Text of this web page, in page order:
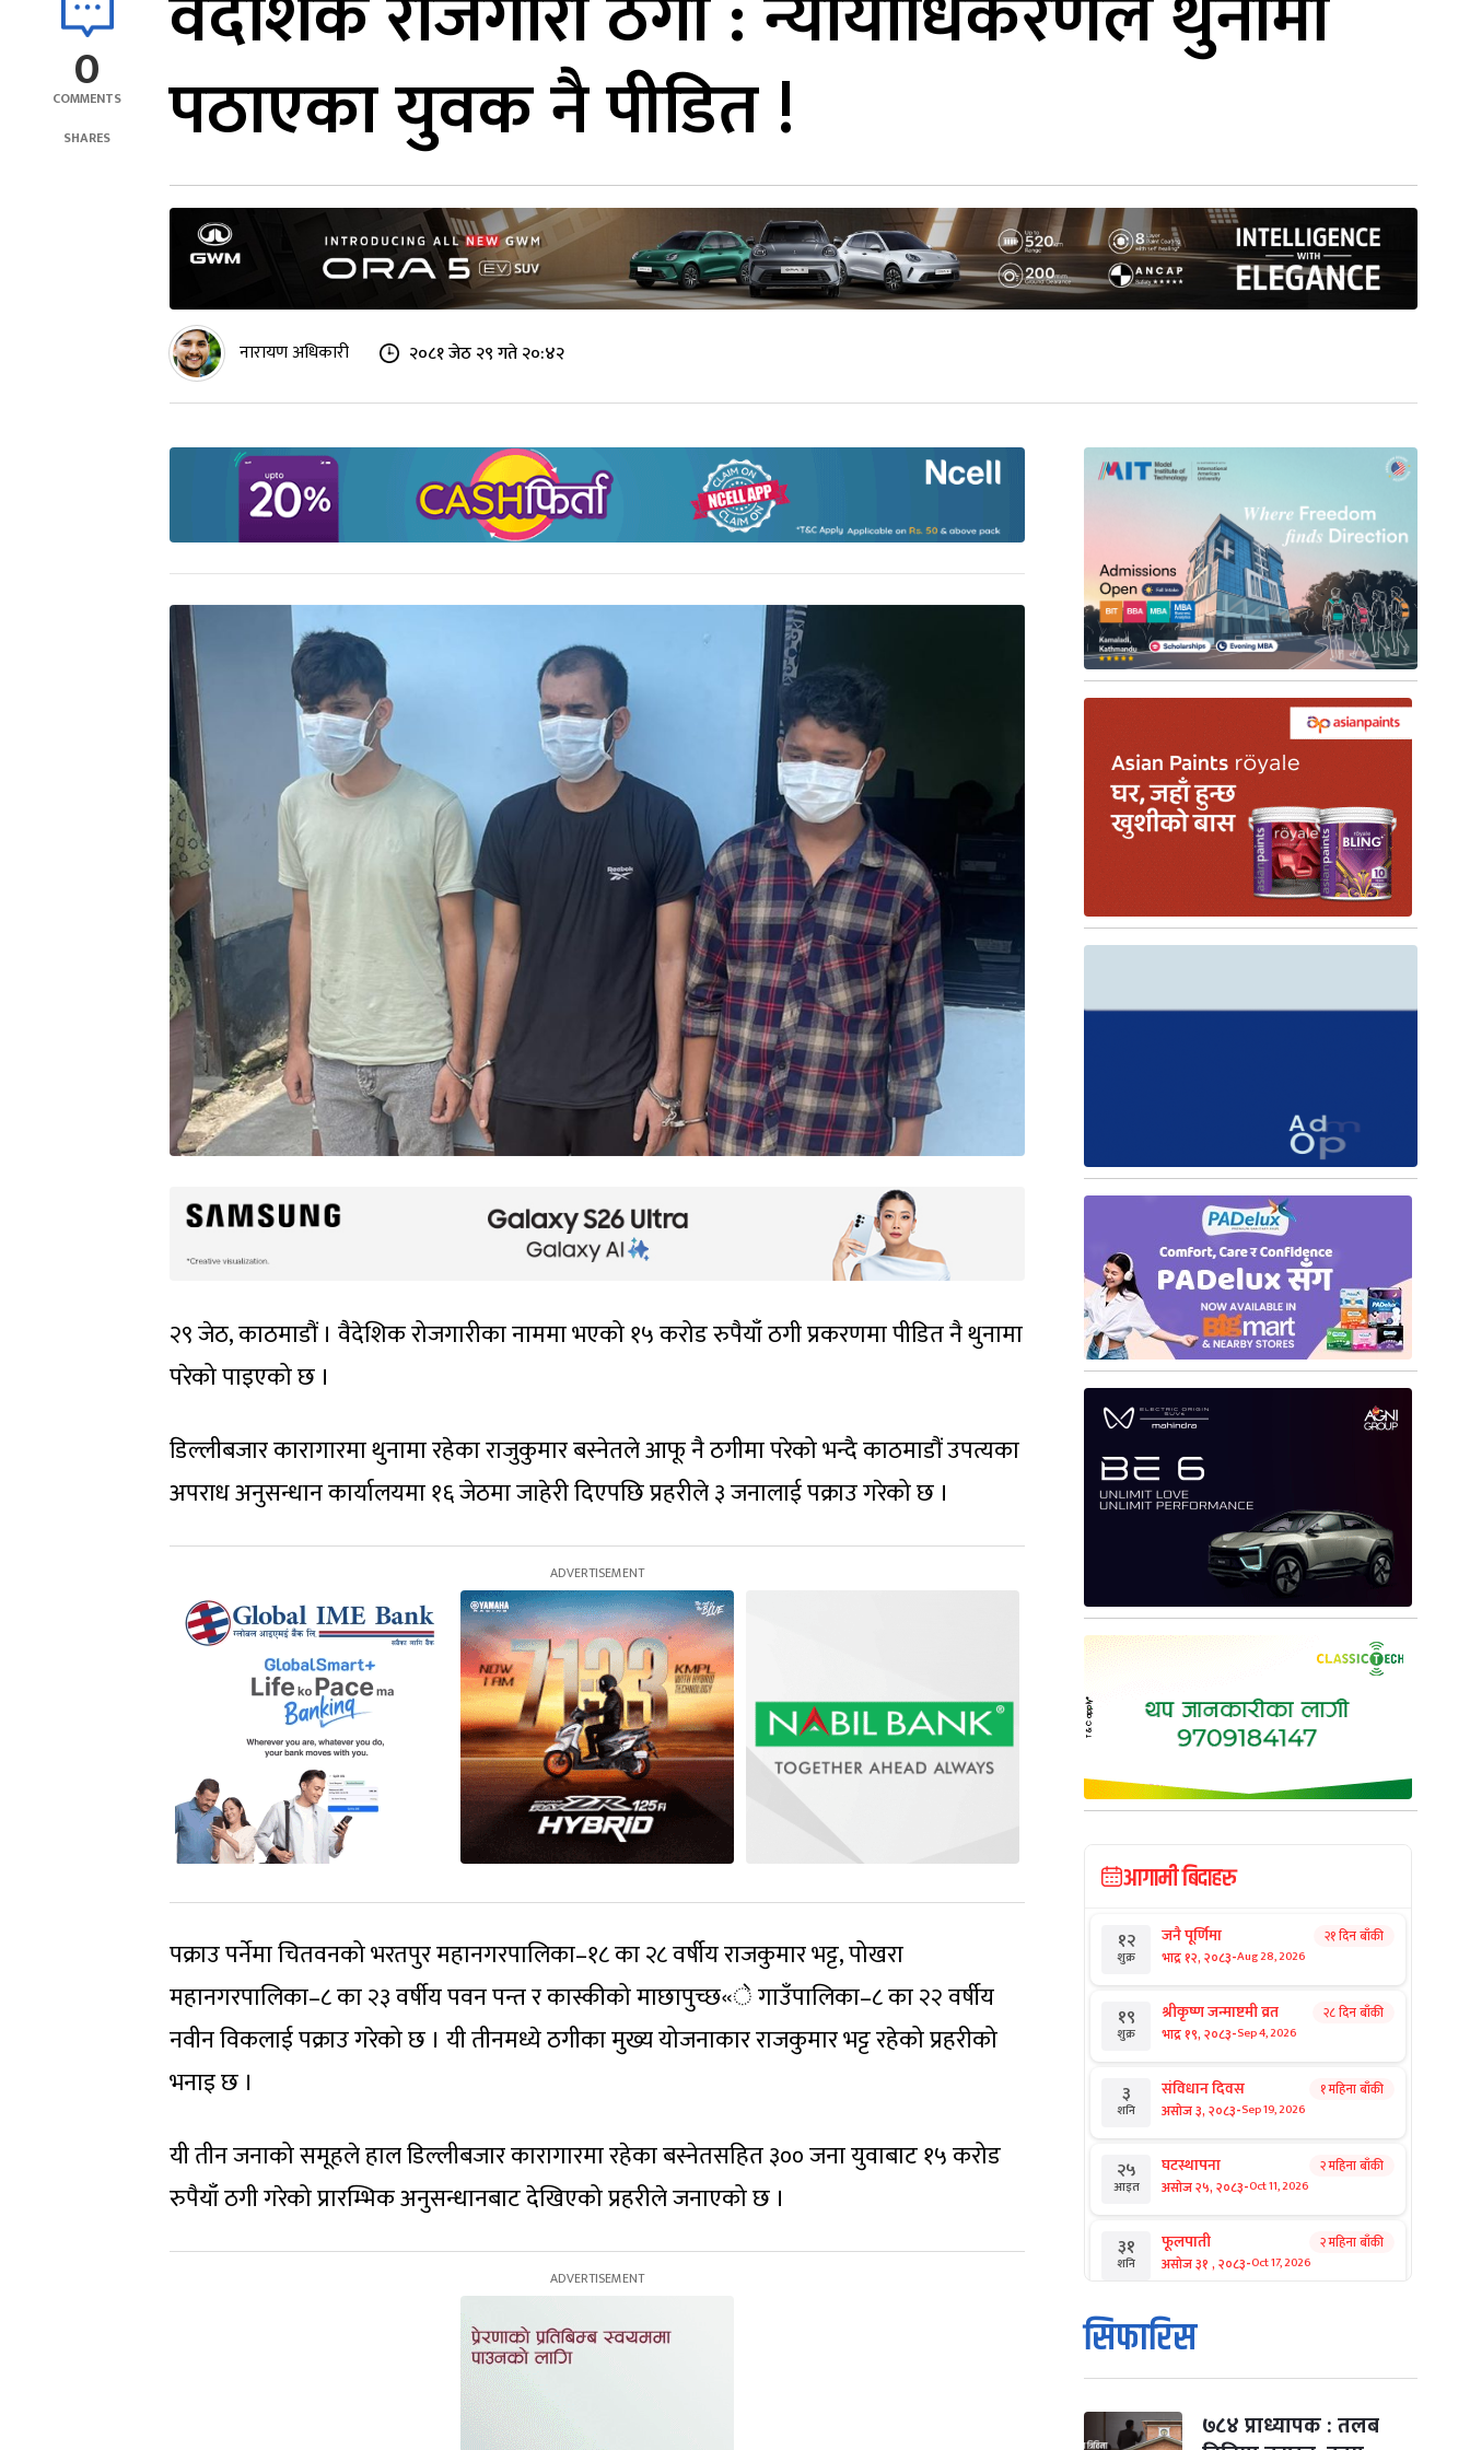
0
COMMENTS
SHARES
पठाएका युवक नै पीडित !
नारायण अधिकारी २०८१ जेठ २९ गते २०:४२
२९ जेठ, काठमाडौं । वैदेशिक रोजगारीका नाममा भएको १५ करोड रुपैयाँ ठगी प्रकरणमा पीडित नै थुनामा
परेको पाइएको छ ।
डिल्लीबजार कारागारमा थुनामा रहेका राजुकुमार बस्नेतले आफू नै ठगीमा परेको भन्दै काठमाडौं उपत्यका
अपराध अनुसन्धान कार्यालयमा १६ जेठमा जाहेरी दिएपछि प्रहरीले ३ जनालाई पक्राउ गरेको छ ।
पक्राउ पर्नेमा चितवनको भरतपुर महानगरपालिका–१८ का २८ वर्षीय राजकुमार भट्ट, पोखरा
महानगरपालिका–८ का २३ वर्षीय पवन पन्त र कास्कीको माछापुच्छ«े गाउँपालिका–८ का २२ वर्षीय
नवीन विकलाई पक्राउ गरेको छ । यी तीनमध्ये ठगीका मुख्य योजनाकार राजकुमार भट्ट रहेको प्रहरीको
भनाइ छ ।
यी तीन जनाको समूहले हाल डिल्लीबजार कारागारमा रहेका बस्नेतसहित ३०० जना युवाबाट १५ करोड
रुपैयाँ ठगी गरेको प्रारम्भिक अनुसन्धानबाट देखिएको प्रहरीले जनाएको छ ।
आगामी बिदाहरु
१२
शुक्र
जनै पूर्णिमा
भाद्र १२, २०८३-Aug 28, 2026
२१ दिन बाँकी
१९
शुक्र
श्रीकृष्ण जन्माष्टमी व्रत
भाद्र १९, २०८३-Sep 4, 2026
२८ दिन बाँकी
३
शनि
संविधान दिवस
असोज ३, २०८३-Sep 19, 2026
१ महिना बाँकी
२५
आइत
घटस्थापना
असोज २५, २०८३-Oct 11, 2026
२ महिना बाँकी
३१
शनि
फूलपाती
असोज ३१ , २०८३-Oct 17, 2026
२ महिना बाँकी
१
आइत
कार्तिक सङ्क्रान्ति
कार्तिक १, २०८३
मंगल कार्तिक ३, २०८३ -Oct 20, 2026
सिफारिस
७८४ प्राध्यापक : तलब